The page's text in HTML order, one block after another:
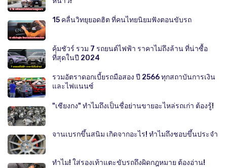
15 คลื่นวิทยุยอดฮิต ที่คนไทยนิยมฟังตอนขับรถ
คุ้มชัวร์ รวม 7 รถยนต์ไฟฟ้า ราคาไม่ถึงล้าน ที่น่าซื้อ
ที่สุดในปี 2024
รวมอัตราดอกเบี้ยรถมือสอง ปี 2566 ทุกสถาบันการเงิน
และไฟแนนซ์
"เซียงกง" ทำไมถึงเป็นชื่อย่านขายอะไหล่รถเก่า ต้องรู้!
จานเบรกขึ้นสนิม เกิดจากอะไร! ทำไมถึงชอบขึ้นประจำ
ทำไม! ใส่รองเท้าแตะขับรถถึงผิดกฎหมาย ต้องอ่าน!